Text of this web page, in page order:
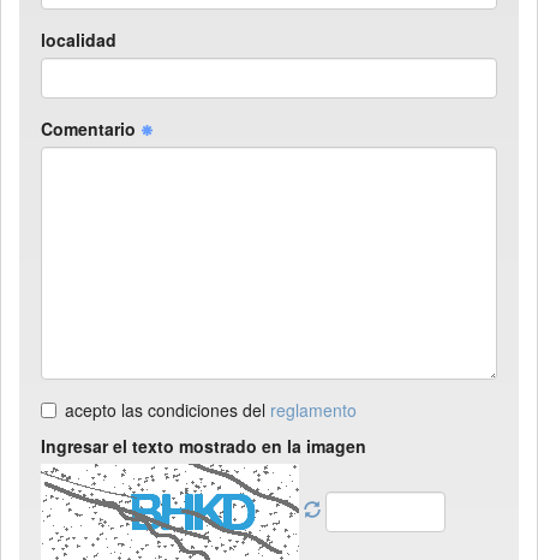
localidad
Comentario
acepto las condiciones del reglamento
Ingresar el texto mostrado en la imagen